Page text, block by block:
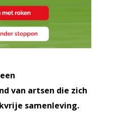
van artsen die zich
samenleving.